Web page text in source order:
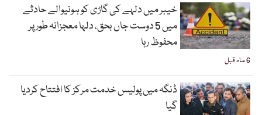
6 ماہ قبل
خیبر میں دلہے کی گاڑی کو ہونیوالے حادثے
میں 5 دوست جاں بحق، دلہا معجزانہ طور پر
محفوظ رہا
ڈنگہ میں پولیس خدمت مرکز کا افتتاح کردیا
گیا